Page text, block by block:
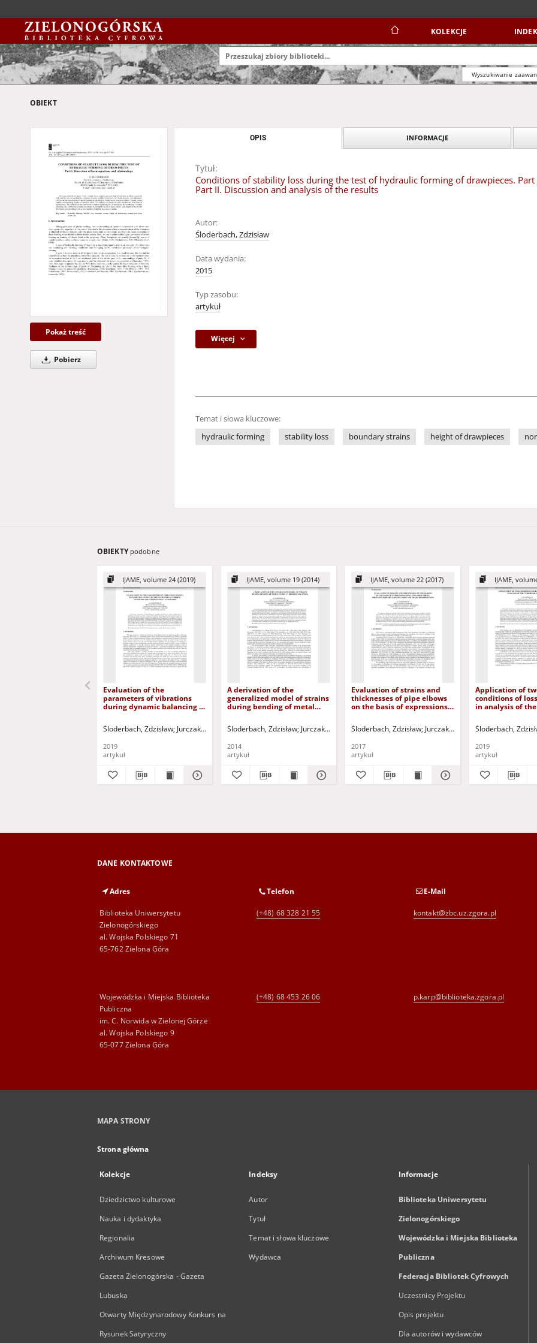
KOLEKCJE
Wyszukiwanie
OBIEKT
Pokaż treść
Pobierz
OPIS INFORMACJE
Tytuł:
Conditions of stability loss during the test of hydraulic forming of drawpieces.
Part II. Discussion and analysis of the results
Autor:
Śloderbach, Zdzisław
Data wydania:
2015
Typ zasobu:
artykuł
Więcej
Temat i słowa kluczowe:
hydraulic forming
stability loss boundary strains height of drawpieces
OBIEKTY podobne
IJAME, volume 24 (2019)
Evaluation of the
parameters of vibrations
during dynamic balancing of
polish and international
standards
Śloderbach, Zdzisław Jurczak, Paweł - red.
2019
artykuł
IJAME, volume 19 (2014)
A derivation of the
generalized model of strains
during bending of metal
Śloderbach, Zdzisław Jurczak, Paweł - red.
2014
artykuł
IJAME, volume 22 (2017)
Evaluation of strains and
thicknesses of pipe elbows
on the basis of expressions
directive for the case of
large and small
Śloderbach, Zdzisław Jurczak, Paweł - red.
2017
artykuł
IJAME,
Application of
conditions of
in analysis of
Śloderbach,
2019
artykuł
DANE KONTAKTOWE
Adres
Biblioteka Uniwersytetu
Zielonogórskiego
al. Wojska Polskiego 71
65-762 Zielona Góra
Telefon
(+48) 68 328 21 55
E-Mail
kontakt@zbc.uz.zgora.pl
Wojewódzka i Miejska Biblioteka
Publiczna
im. C. Norwida w Zielonej Górze
al. Wojska Polskiego 9
65-077 Zielona Góra
(+48) 68 453 26 06 p.karp@biblioteka.zgora.pl
MAPA STRONY
Strona główna
Kolekcje
Dziedzictwo kulturowe
Nauka i dydaktyka
Regionalia
Archiwum Kresowe
Gazeta Zielonogórska - Gazeta
Lubuska
Otwarty Międzynarodowy Konkurs na
Rysunek Satyryczny
Indeksy
Autor
Tytuł
Temat i słowa kluczowe
Wydawca
Informacje
Biblioteka Uniwersytetu
Zielonogórskiego
Wojewódzka i Miejska Biblioteka
Publiczna
Federacja Bibliotek Cyfrowych
Uczestnicy Projektu
Opis projektu
Dla autorów i wydawców